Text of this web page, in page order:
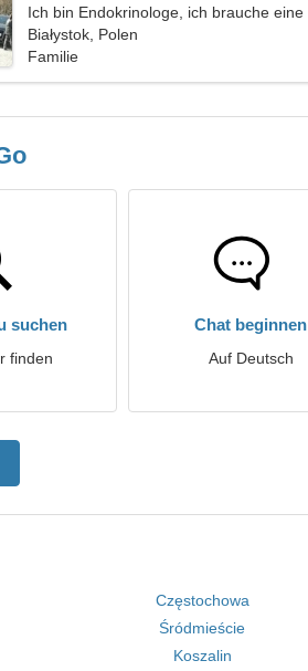
Ich bin Endokrinologe, ich brauche eine
liebevolle Frau
Białystok, Polen
Familie
suchen
finden
Chat beginnen
Auf Deutsch
Częstochowa
Śródmieście
Koszalin